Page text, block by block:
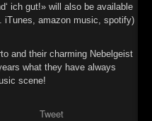
ich gut!» will also be available
iTunes, amazon music, spotify)
and their charming Nebelgeist
what they have always
scene!
Tweet